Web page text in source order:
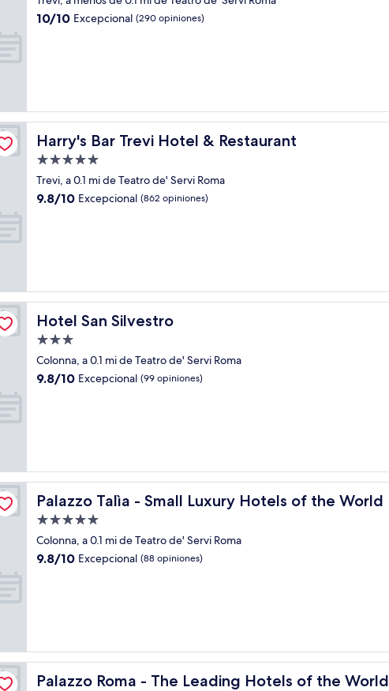
5.0
10.0
10/10 Excepcional (290 opiniones)
Harry's Bar Trevi Hotel & Restaurant
Harry's Bar Trevi Hotel & Restaurant
Propiedad
de
5.0
Trevi, a 0.1 mi de Teatro de' Servi Roma
9.8
9.8/10 Excepcional (862 opiniones)
Hotel San Silvestro
Hotel San Silvestro
Propiedad
de
3.0
Colonna, a 0.1 mi de Teatro de' Servi Roma
9.8
9.8/10 Excepcional (99 opiniones)
Palazzo Talìa - Small Luxury Hotels of the World
Palazzo Talìa - Small Luxury Hotels of the World
Propiedad
de
5.0
Colonna, a 0.1 mi de Teatro de' Servi Roma
9.8
9.8/10 Excepcional (88 opiniones)
Palazzo Roma - The Leading Hotels of the World
Palazzo Roma - The Leading Hotels of the World